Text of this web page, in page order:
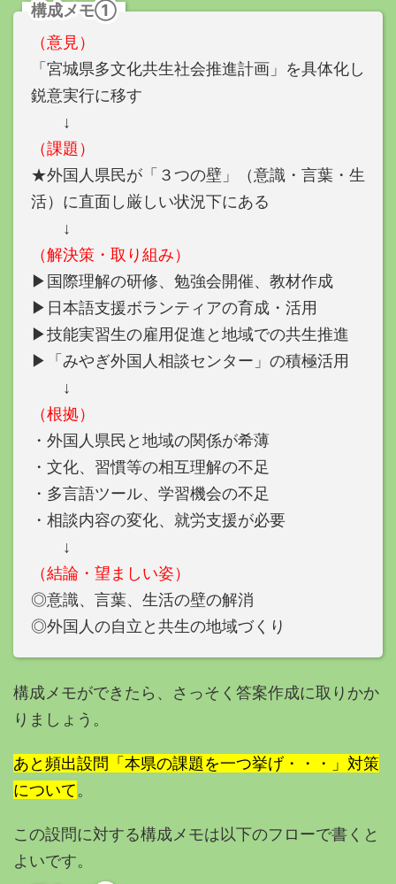
構成メモ①
（意見）
「宮城県多文化共生社会推進計画」を具体化し
鋭意実行に移す
↓
（課題）
★外国人県民が「３つの壁」（意識・言葉・生
活）に直面し厳しい状況下にある
↓
（解決策・取り組み）
▶︎国際理解の研修、勉強会開催、教材作成
▶︎日本語支援ボランティアの育成・活用
▶︎技能実習生の雇用促進と地域での共生推進
▶︎「みやぎ外国人相談センター」の積極活用
↓
（根拠）
・外国人県民と地域の関係が希薄
・文化、習慣等の相互理解の不足
・多言語ツール、学習機会の不足
・相談内容の変化、就労支援が必要
↓
（結論・望ましい姿）
◎意識、言葉、生活の壁の解消
◎外国人の自立と共生の地域づくり
構成メモができたら、さっそく答案作成に取りかか
りましょう。
あと頻出設問「本県の課題を一つ挙げ・・・」対策
について 。
この設問に対する構成メモは以下のフローで書くと
よいです。